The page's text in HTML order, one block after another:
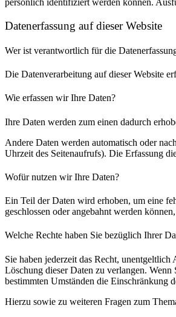
Datenerfassung auf dieser Website
Wer ist verantwortlich für die
Die Datenverarbeitung auf dieser Website
Wie erfassen wir Ihre Daten?
Ihre Daten werden zum einen dadurch
Andere Daten werden automatisch oder
Uhrzeit des Seitenaufrufs). Die Erfassung
Wofür nutzen wir Ihre Daten?
Ein Teil der Daten wird erhoben, um eine
geschlossen oder angebahnt werden
Welche Rechte haben Sie bezüglich Ihrer
Sie haben jederzeit das Recht,
Löschung dieser Daten zu verlangen.
bestimmten Umständen die Einschränkung
Hierzu sowie zu weiteren Fragen zum